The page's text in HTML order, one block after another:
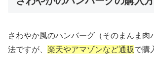
さわやか風のハンバーグ（そのまんま肉
法ですが、 楽天やアマゾンなど通販で購